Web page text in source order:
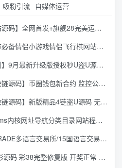
吸粉引流 自媒体运营
全网首发+旗舰28完美运营Java版高仿28圈+彩种丰富+机器人+眯牌
备情侣小游戏情侣飞行棋网站源码
月最新升级版授权秒U盗U源码/四链盗U源码/自带提币接口
币圈钱包新合约 监控公链转账地址 尾数模拟转账数据生成 0 U攻击带安装说明
】新版精品4链盗U源码 无限开代理模式 后台 代理数据可看 包含搭建教程
内核网址导航分类目录网站程序源码
易所/15国语言交易所/合约交易/期权交易/币币交易/申购/矿机/风控/前端wap/pc纯源码/带搭建教程
码 彩38完整修复版 开奖正常 带手机wap